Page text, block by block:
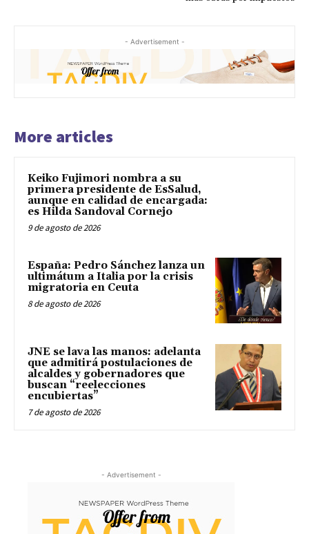
- Advertisement -
More articles
Keiko Fujimori nombra a su
primera presidente de EsSalud,
aunque en calidad de encargada:
es Hilda Sandoval Cornejo
9 de agosto de 2026
España: Pedro Sánchez lanza un
ultimátum a Italia por la crisis
migratoria en Ceuta
8 de agosto de 2026
JNE se lava las manos: adelanta
que admitirá postulaciones de
alcaldes y gobernadores que
buscan “reelecciones
encubiertas”
7 de agosto de 2026
- Advertisement -